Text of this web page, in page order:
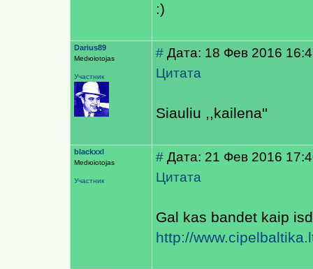
:)
Darius89
Medюiotojas
Участник
# Дата: 18 Фев 2016
Цитата
Siauliu ,,kailena''
blackxxl
Medюiotojas
Участник
# Дата: 21 Фев 2016
Цитата
Gal kas bandet kaip
http://